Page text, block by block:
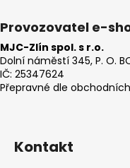
Provozovatel e-
MJC-Zlín spol. s r.o.
Dolní náměstí 345, P. O.
IČ: 25347624
Přepravné dle
Kontakt